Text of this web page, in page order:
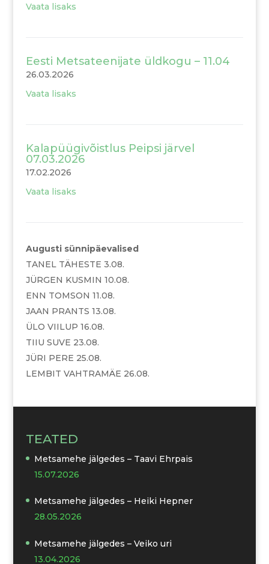
Vaata lisaks
Eesti Metsateenijate üldkogu – 11.04
26.03.2026
Vaata lisaks
Kalapüügivõistlus Peipsi järvel
07.03.2026
17.02.2026
Vaata lisaks
Augusti sünnipäevalised
TANEL TÄHESTE 3.08.
JÜRGEN KUSMIN 10.08.
ENN TOMSON 11.08.
JAAN PRANTS 13.08.
ÜLO VIILUP 16.08.
TIIU SUVE 23.08.
JÜRI PERE 25.08.
LEMBIT VAHTRAMÄE 26.08.
TEATED
Metsamehe jälgedes – Taavi Ehrpais
15.07.2026
Metsamehe jälgedes – Heiki Hepner
28.05.2026
Metsamehe jälgedes – Veiko uri
13.04.2026